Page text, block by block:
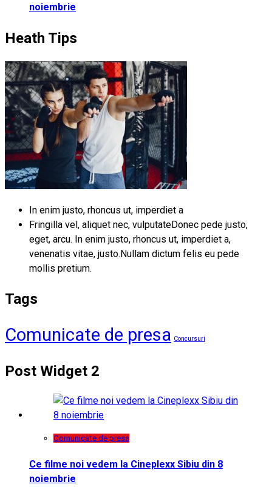
noiembrie
Heath Tips
In enim justo, rhoncus ut, imperdiet a
Fringilla vel, aliquet nec, vulputateDonec pede justo,
eget, arcu. In enim justo, rhoncus ut, imperdiet a,
venenatis vitae, justo.Nullam dictum felis eu pede
mollis pretium.
Tags
Comunicate de presa Concursuri
Post Widget 2
Comunicate de presa
Ce filme noi vedem la Cineplexx Sibiu din 8
noiembrie